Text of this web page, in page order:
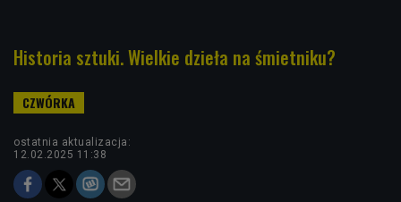
Historia sztuki. Wielkie dzieła na śmietniku?
ostatnia aktualizacja:
12.02.2025 11:38